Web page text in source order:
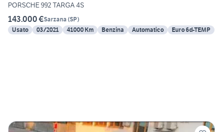
PORSCHE 992 TARGA 4S
143.000 €Sarzana (SP)
Usato
03/2021 41000 Km Benzina Automatico Euro 6d-TEMP